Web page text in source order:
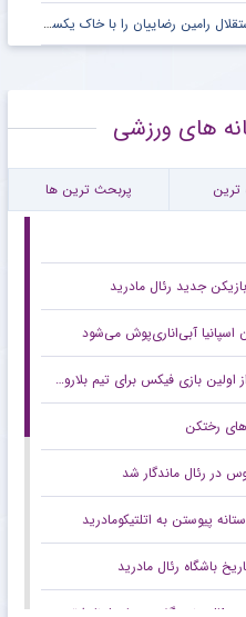
رضاییان را با خاک یکسان کرد + جزئیات
های ورزشی
ترین پربحث ترین ها
جدید رئال مادرید
اسپانیا آبی‌اناری‌پوش می‌شود
بازی فیکس برای تیم بلاروسی
رختکن
در رئال ماندگار شد
پیوستن به اتلتیکومادرید
باشگاه رئال مادرید